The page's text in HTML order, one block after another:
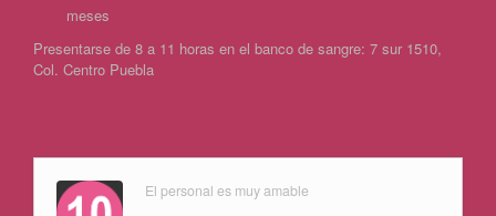
meses
Presentarse de 8 a 11 horas en el banco de sangre: 7 sur 1510,
Col. Centro Puebla
El personal es muy amable